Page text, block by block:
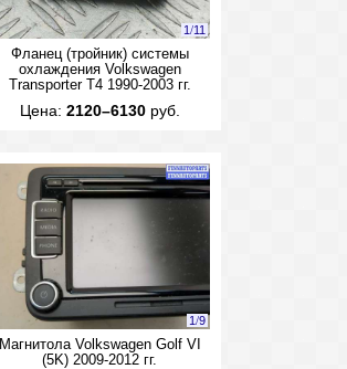
1/11
Фланец (тройник) системы
охлаждения Volkswagen
Transporter T4 1990-2003 гг.
Цена: 2120–6130руб.
1/9
Магнитола Volkswagen Golf VI
(5K) 2009-2012 гг.